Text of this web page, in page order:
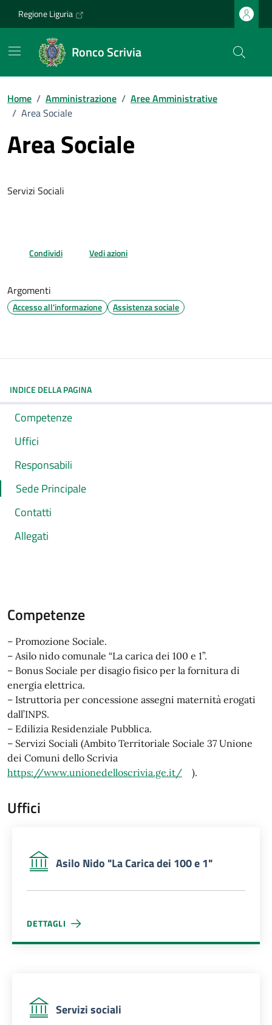
Regione Liguria
Ronco Scrivia
Home / Amministrazione / Aree Amministrative
/ Area Sociale
Area Sociale
Servizi Sociali
Condividi Vedi azioni
Argomenti
Accesso all'informazione Assistenza sociale
INDICE DELLA PAGINA
Competenze
Uffici
Responsabili
Sede Principale
Contatti
Allegati
Competenze
– Promozione Sociale.
– Asilo nido comunale “La carica dei 100 e 1”.
– Bonus Sociale per disagio fisico per la fornitura di
energia elettrica.
– Istruttoria per concessione assegni maternità erogati
dall’INPS.
– Edilizia Residenziale Pubblica.
– Servizi Sociali (Ambito Territoriale Sociale 37 Unione
dei Comuni dello Scrivia
https://www.unionedelloscrivia.ge.it/
).
Uffici
Asilo Nido "La Carica dei 100 e 1"
DETTAGLI
ASILO NIDO "LA CARICA DEI 100 E 1"
Servizi sociali